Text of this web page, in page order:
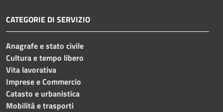
CATEGORIE DI SERVIZIO
Anagrafe e stato civile
Cultura e tempo libero
Vita lavorativa
Imprese e Commercio
Catasto e urbanistica
Mobilità e trasporti